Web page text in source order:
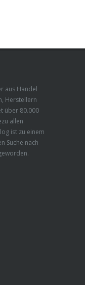
aus Handel
Herstellern
über 80.000
allen
ist zu einem
Suche nach